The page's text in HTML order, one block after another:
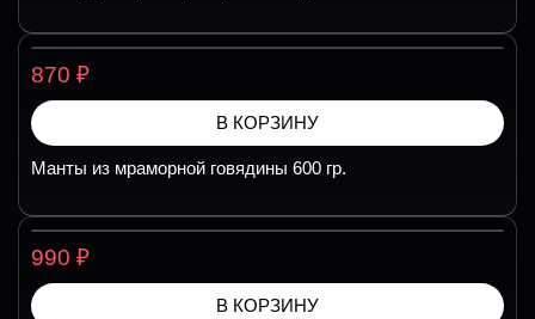
870 ₽
В КОРЗИНУ
Манты из мраморной говядины 600 гр.
990 ₽
В КОРЗИНУ